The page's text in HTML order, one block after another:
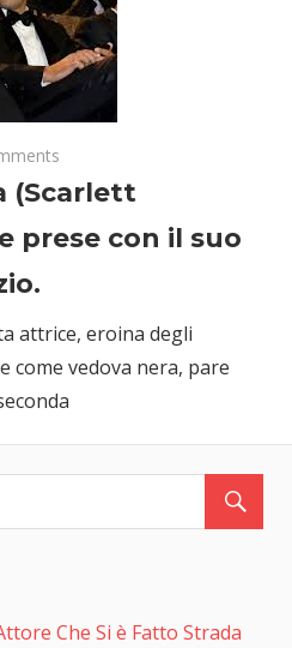
(Scarlett
prese con il suo
attrice, eroina degli
come vedova nera, pare
Che Si è Fatto Strada